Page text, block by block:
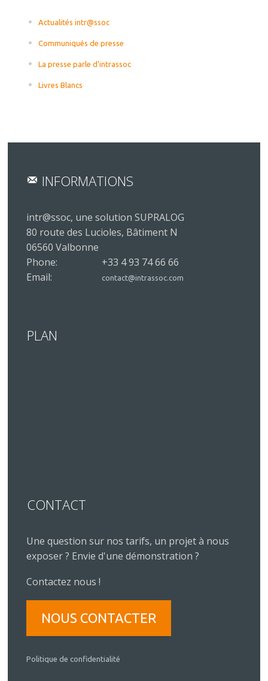
Actualités intr@ssoc
Communiqués de presse
La presse parle d'intrassoc
Livres Blancs
INFORMATIONS
intr@ssoc, une solution SUPRALOG
80 route des Lucioles, Bâtiment N
06560 Valbonne
Phone:
+33 4 93 74 66 66
Email:
contact@intrassoc.com
PLAN
CONTACT
Une question sur nos tarifs, un projet à nous
exposer ? Envie d'une démonstration ?
Contactez nous !
NOUS CONTACTER
Politique de confidentialité